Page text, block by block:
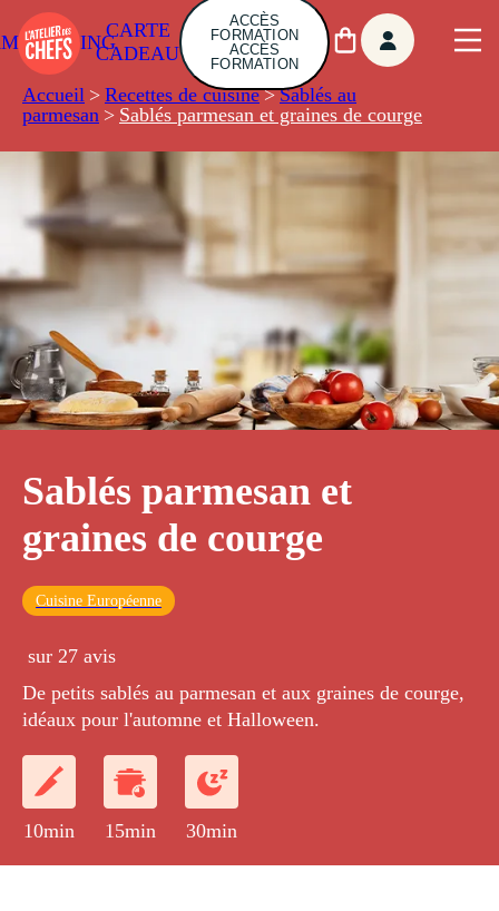
CARTE
CADEAU
ACCÈS
FORMATION
ACCÈS
FORMATION
Accueil > Recettes de cuisine > Sablés au
parmesan > Sablés parmesan et graines de courge
Sablés parmesan et
graines de courge
Cuisine Européenne
sur 27 avis
De petits sablés au parmesan et aux graines de courge,
idéaux pour l'automne et Halloween.
10min 15min 30min